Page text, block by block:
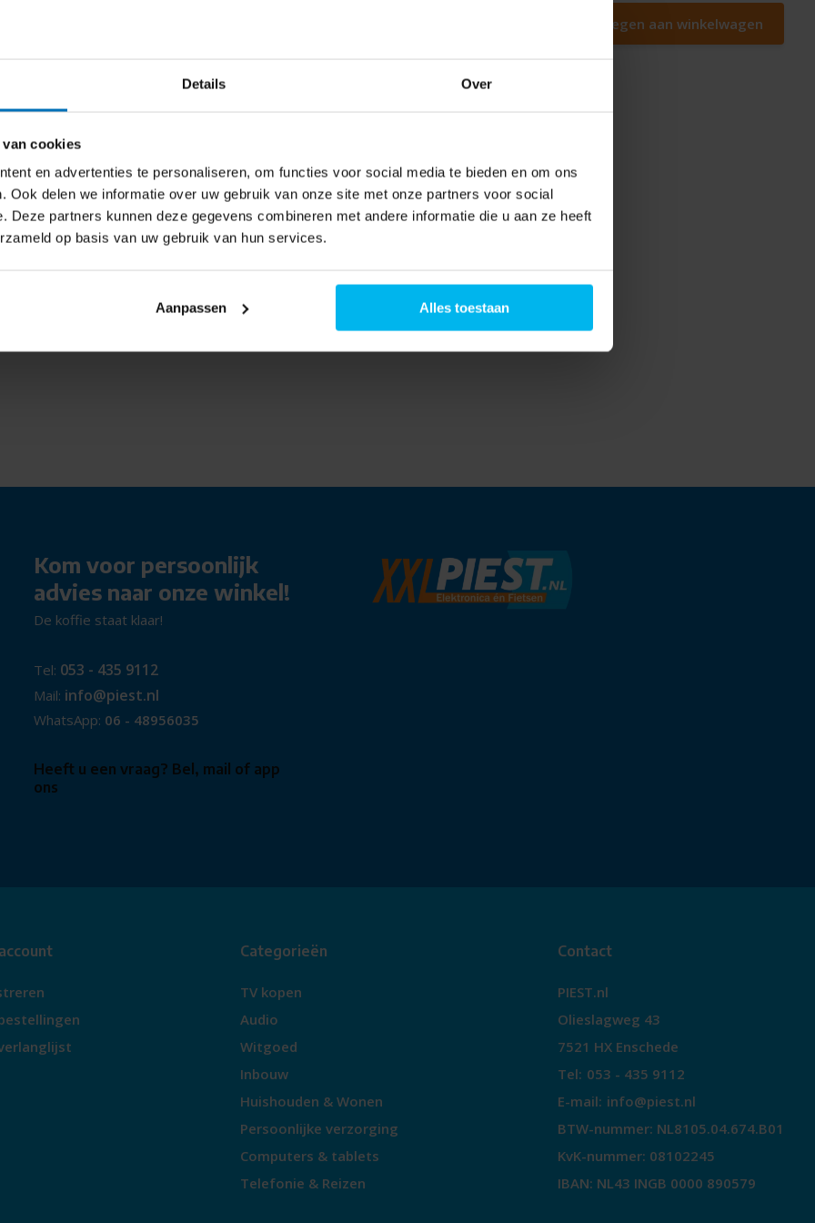
Details Over
cookies
en advertenties te personaliseren, om functies voor social media te bieden en om ons
Ook delen we informatie over uw gebruik van onze site met onze partners voor social
Deze partners kunnen deze gegevens combineren met andere informatie die u aan ze heeft
op basis van uw gebruik van hun services.
Aanpassen Alles toestaan
en minder geluid. Hij is
automatische aquaSensor-
het programma daarop
– handig bij
verkort je de was- en
als het zout bijna op is.
bij een volle vaat
moeiteloos, stil en efficiënt.
in de keuken zoekt.
Toevoegen aan winkelwagen
Kom voor persoonlijk
advies naar onze winkel!
De koffie staat klaar!
Tel: 053 - 435 9112
Mail: info@piest.nl
WhatsApp: 06 - 48956035
Heeft u een vraag? Bel, mail of app
ons
Categorieën
TV kopen
Audio
Witgoed
Inbouw
Huishouden & Wonen
Persoonlijke verzorging
Computers & tablets
Telefonie & Reizen
Contact
PIEST.nl
Olieslagweg 43
7521 HX Enschede
Tel: 053 - 435 9112
E-mail: info@piest.nl
BTW-nummer: NL8105.04.674.B01
KvK-nummer: 08102245
IBAN: NL43 INGB 0000 890579